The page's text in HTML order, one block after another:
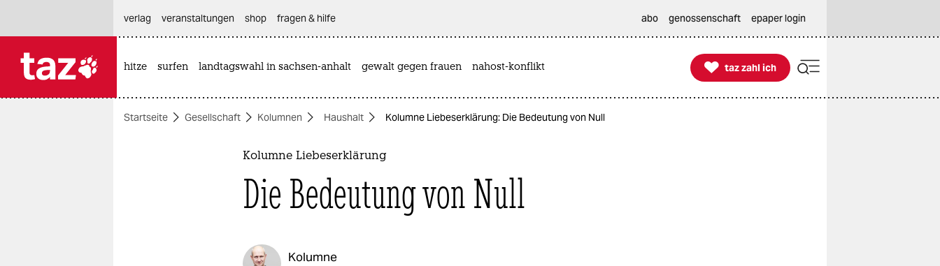
themen
verlag
veranstaltungen shop fragen & hilfe abo genossenschaft epaper login
hitze surfen landtagswahl in sachsen-anhalt gewalt gegen frauen nahost-konflikt 
taz zahl ich
taz zahl ich
Startseite Gesellschaft Kolumnen Haushalt Kolumne Liebeserklärung: Die Bedeutung von Null
Kolumne Liebeserklärung
Die Bedeutung von Null
Kolumne